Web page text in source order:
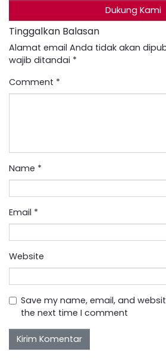
Dukung Kami
Tinggalkan Balasan
Alamat email Anda tidak akan
wajib ditandai *
Comment *
Name *
Email *
Website
Save my name, email, and
the next time I comment